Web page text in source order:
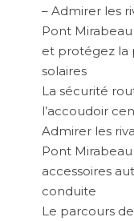
– Admirer les
Pont Mirabeau
et protégez la
solaires
La sécurité
l’accoudoir
Admirer les
Pont Mirabeau
accessoires
conduite
Le parcours